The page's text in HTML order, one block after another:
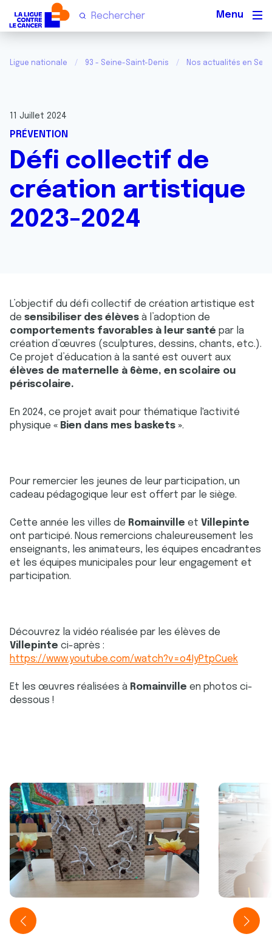
Ligue nationale 93 - Seine-Saint-Denis Nos actualités en
11 Juillet 2024
PRÉVENTION
Défi collectif de
création artistique
2023-2024
L’objectif du défi collectif de création artistique est
de sensibiliser des élèves à l’adoption de
comportements favorables à leur santé par la
création d’œuvres (sculptures, dessins, chants, etc.).
Ce projet d’éducation à la santé est ouvert aux
élèves de maternelle à 6ème, en scolaire ou
périscolaire.
En 2024, ce projet avait pour thématique l'activité
physique « Bien dans mes baskets ».
Pour remercier les jeunes de leur participation, un
cadeau pédagogique leur est offert par le siège.
Cette année les villes de Romainville et Villepinte
ont participé. Nous remercions chaleureusement les
enseignants, les animateurs, les équipes encadrantes
et les équipes municipales pour leur engagement et
participation.
Découvrez la vidéo réalisée par les élèves de
Villepinte ci-après :
https://www.youtube.com/watch?v=o4IyPtpCuek
Et les œuvres réalisées à Romainville en photos ci-
dessous !